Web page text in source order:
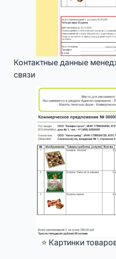
Контактные данные
связи
⭐ Картинки